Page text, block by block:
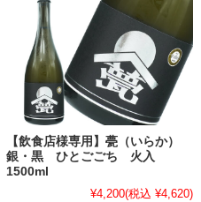
【飲食店様専用】甍（いらか）
銀・黒 ひとごごち 火入
1500ml
¥4,200(税込 ¥4,620)